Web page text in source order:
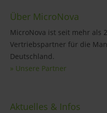
Über MicroNova
MicroNova ist seit mehr als
Vertriebspartner für die
Deutschland.
» Unsere Partner
Aktuelles & Infos